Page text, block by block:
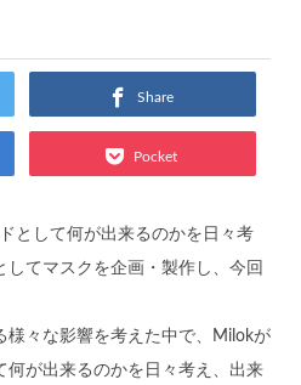
Share
Pocket
として何が出来るのかを日々考
してマスクを企画・製作し、今回
様々な影響を考えた中で、Milokが
何が出来るのかを日々考え、出来